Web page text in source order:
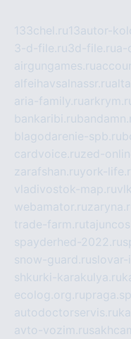
133chel.ru13autor-
3-d-file.ru3d-file.rua-
airgungames.ru
alfeihavsalnassr.ru
aria-family.ru
bankaribi.ru
blagodarenie-spb.ru
cardvoice.ruzed-
zarafshan.ruyork-
vladivostok-map.ru
webamator.ru
trade-farm.ru
spayderhed-2022.ru
snow-guard.ru
shkurki-karakulya.ru
ecolog.org.ru
autodoctorservis.ru
avto-vozim.ru